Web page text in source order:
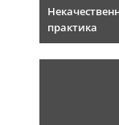
практика